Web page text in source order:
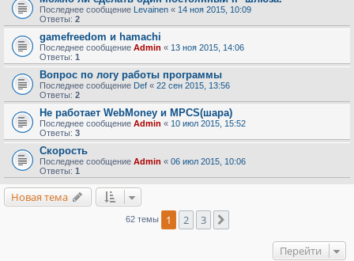
Последнее сообщение Levainen « 14 ноя 2015, 10:09
Ответы: 2
gamefreedom и hamachi
Последнее сообщение Admin « 13 ноя 2015, 14:06
Ответы: 1
Вопрос по логу работы программы
Последнее сообщение Def « 22 сен 2015, 13:56
Ответы: 2
Не работает WebMoney и MPCS(шара)
Последнее сообщение Admin « 10 июл 2015, 15:52
Ответы: 3
Скорость
Последнее сообщение Admin « 06 июл 2015, 10:06
Ответы: 1
Новая тема
62 темы 1 2 3
Перейти